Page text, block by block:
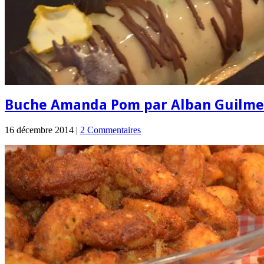
Buche Amanda Pom par Alban
16 décembre 2014 | 2 Commentaires